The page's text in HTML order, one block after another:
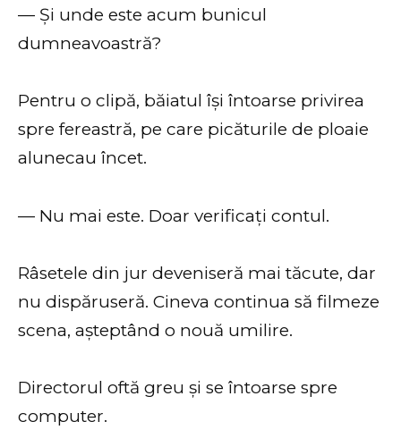
— Și unde este acum bunicul
dumneavoastră?
Pentru o clipă, băiatul își întoarse privirea
spre fereastră, pe care picăturile de ploaie
alunecau încet.
— Nu mai este. Doar verificați contul.
Râsetele din jur deveniseră mai tăcute, dar
nu dispăruseră. Cineva continua să filmeze
scena, așteptând o nouă umilire.
Directorul oftă greu și se întoarse spre
computer.